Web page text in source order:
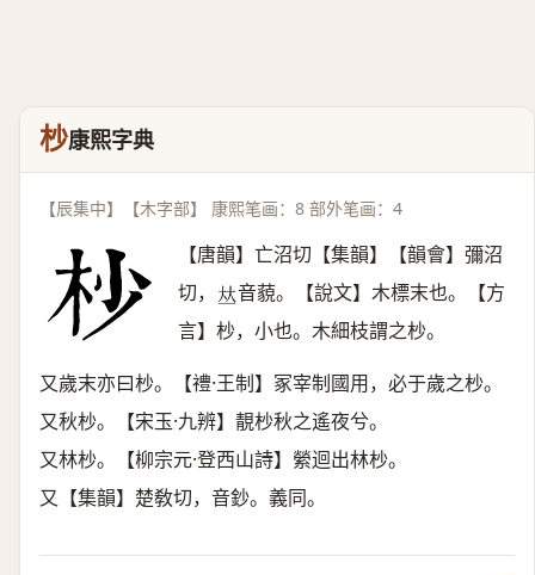
杪康熙字典
【辰集中】【木字部】 康熙笔画：8 部外笔画：4
【唐韻】亡沼切【集韻】【韻會】彌沼
切， 𠀤音藐。【說文】木標末也。【方
言】杪，小也。木細枝謂之杪。
又歲末亦曰杪。【禮·王制】冢宰制國用，必于歲之杪。
又秋杪。【宋玉·九辨】靚杪秋之遙夜兮。
又林杪。【柳宗元·登西山詩】縈迴出林杪。
又【集韻】楚敎切，音鈔。義同。